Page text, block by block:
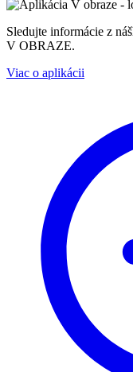
Sledujte informácie z
V OBRAZE.
Viac o aplikácii